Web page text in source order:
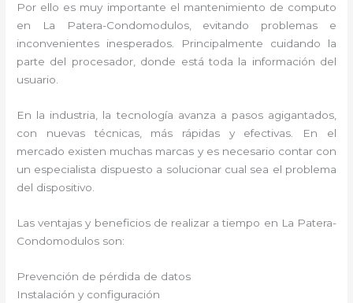
Por ello es muy importante el mantenimiento de computo
en La Patera-Condomodulos, evitando problemas e
inconvenientes inesperados. Principalmente cuidando la
parte del procesador, donde está toda la información del
usuario.
En la industria, la tecnología avanza a pasos agigantados,
con nuevas técnicas, más rápidas y efectivas. En el
mercado existen muchas marcas y es necesario contar con
un especialista dispuesto a solucionar cual sea el problema
del dispositivo.
Las ventajas y beneficios de realizar a tiempo en La Patera-
Condomodulos son:
Prevención de pérdida de datos
Instalación y configuración